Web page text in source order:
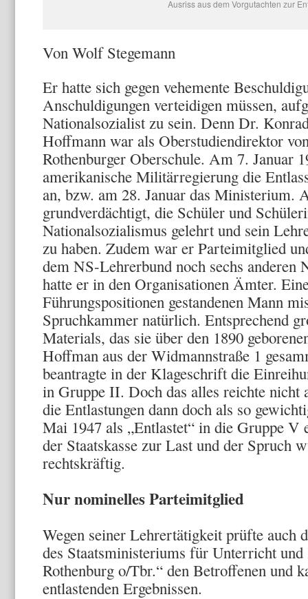
Ausriss aus dem Vorgutachten zur
Von Wolf Stegemann
Er hatte sich gegen vehemente
Anschuldigungen verteidigen müssen,
Nationalsozialist zu sein. Denn Dr.
Hoffmann war als Oberstudiendirektor
Rothenburger Oberschule. Am 7. Januar
amerikanische Militärregierung die
an, bzw. am 28. Januar das Ministerium.
grundverdächtigt, die Schüler und
Nationalsozialismus gelehrt und sein
zu haben. Zudem war er Parteimitglied
dem NS-Lehrerbund noch sechs anderen
hatte er in den Organisationen Ämter.
Führungspositionen gestandenen Mann
Spruchkammer natürlich. Entsprechend
Materials, das sie über den 1890
Hoffman aus der Widmannstraße 1
beantragte in der Klageschrift die
in Gruppe II. Doch das alles reichte nicht
die Entlastungen dann doch als so
Mai 1947 als „Entlastet“ in die Gruppe
der Staatskasse zur Last und der Spruch
rechtskräftig.
Nur nominelles Parteimitglied
Wegen seiner Lehrertätigkeit prüfte auch
des Staatsministeriums für Unterricht
Rothenburg o/Tbr.“ den Betroffenen und
entlastenden Ergebnissen.